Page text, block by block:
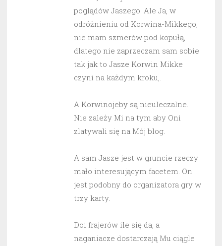
poglądów Jaszego. Ale Ja, w
odróżnieniu od Korwina-Mikkego,
nie mam szmerów pod kopułą,
dlatego nie zaprzeczam sam sobie
tak jak to Jasze Korwin Mikke
czyni na każdym kroku,.
A Korwinojeby są nieuleczalne.
Nie zależy Mi na tym aby Oni
zlatywali się na Mój blog.
A sam Jasze jest w gruncie rzeczy
mało interesującym facetem. On
jest podobny do organizatora gry w
trzy karty.
Doi frajerów ile się da, a
naganiacze dostarczają Mu ciągle